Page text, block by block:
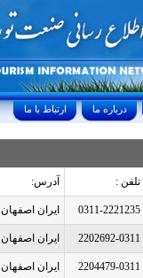
ارتباط با ما درباره ما
تلفن : آدرس:
0311-2221235 ایران اصفهان
2202692-0311 ایران اصفهان
2204479-0311 ایران اصفهان